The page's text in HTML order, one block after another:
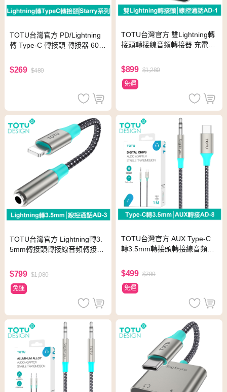
TOTU台灣官方 PD/Lightning
轉 Type-C 轉接頭 轉接器 60W
$269 $480
TOTU台灣官方 雙Lightning轉
接頭轉接線音頻轉接器 充電聽
$899 $1,280
免運
TOTU台灣官方 Lightning轉3.
5mm轉接頭轉接線音頻轉接器
$799 $1,080
免運
TOTU台灣官方 AUX Type-C
轉3.5mm轉接頭轉接線音頻轉
叭
$499 $780
免運